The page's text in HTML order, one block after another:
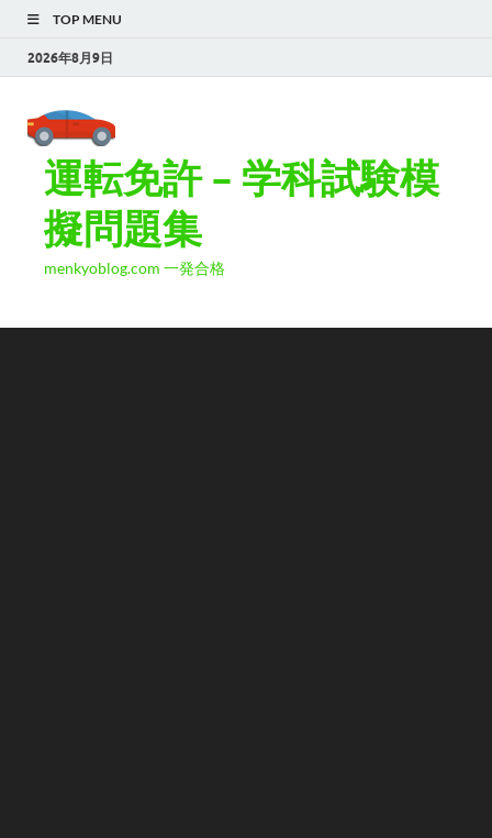
TOP MENU
2026年8月9日
運転免許 – 学科試験模
擬問題集
menkyoblog.com 一発合格